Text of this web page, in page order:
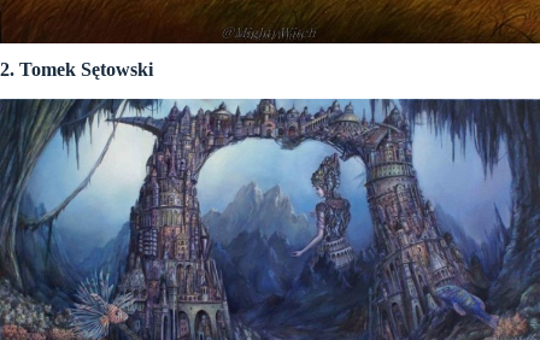
2. Tomek Sętowski